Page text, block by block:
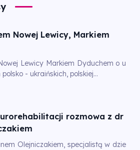
Nowej Lewicy, Markiem
Lewicy Markiem Dyduchem o u
- ukraińskich, polskiej...
rozmowa z dr
Olejniczakiem, specjalistą w dzie